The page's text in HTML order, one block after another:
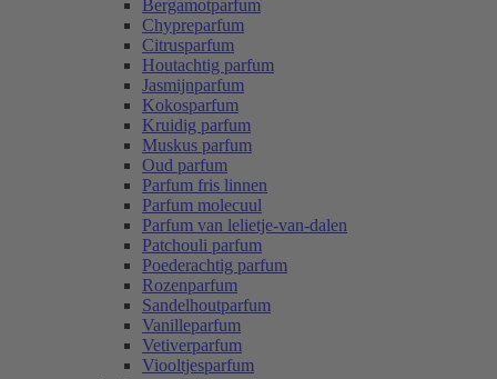
Bergamotparfum
Chypreparfum
Citrusparfum
Houtachtig parfum
Jasmijnparfum
Kokosparfum
Kruidig parfum
Muskus parfum
Oud parfum
Parfum fris linnen
Parfum molecuul
Parfum van lelietje-van-dalen
Patchouli parfum
Poederachtig parfum
Rozenparfum
Sandelhoutparfum
Vanilleparfum
Vetiverparfum
Viooltjesparfum